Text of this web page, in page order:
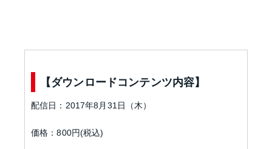
【ダウンロードコンテンツ内容】
配信日：2017年8月31日（木）
価格：800円(税込)